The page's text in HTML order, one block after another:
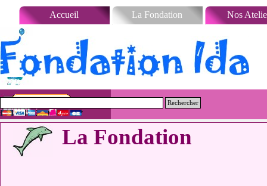
Aller au contenu
Rechercher
Accueil La Fondation Nos
LaFondation